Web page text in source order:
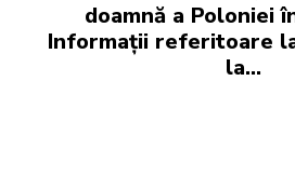
doamnă a Poloniei
Informații referitoare
la…